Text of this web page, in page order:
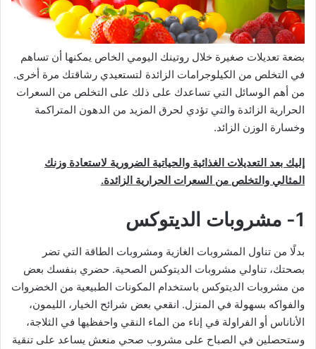
بضعة تعديلات صغيرة خلال روتينك اليومي الخاص يمكنها أن تساهم
في التخلص من الكيلوجرامات الزائدة لتستعيدي رشاقتك مرة أخرى.
من أهم الوسائل التي تساعدك على ذلك على التخلص من السعرات
الحرارية الزائدة والتي تؤدي لحرق المزيد من الدهون المتراكمة
وخسارة الوزن الزائد.
إليك بعد التعديلات الغذائية والحياتية الضرورية لاستعادة وزنك
المثالي والتخلص من السعرات الحرارية الزائدة.
1- مشروبات الديتوكس
بدلًا من تناول المشروبات الغازية ومشروبات الطاقة التي تضر
بصحتك، تناولي مشروبات الديتوكس الصحية. حضري بنفسك بعض
من مشروبات الديتوكس باستخدام المكونات الطبيعية من الخضروات
والفواكه بسهولة في المنزل. انقعي بعض شرائح الخيار، الليمون،
الأناناس أو الفراولة في إناء من الماء النقي واحفظيها في الثلاجة،
وستحصلين في الصباح على مشروب صحي منعش يساعد على تنقية